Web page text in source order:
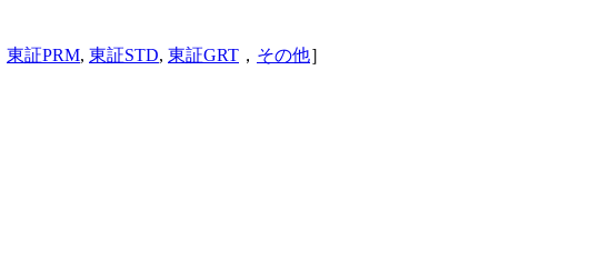
東証PRM, 東証STD, 東証GRT ， その他］